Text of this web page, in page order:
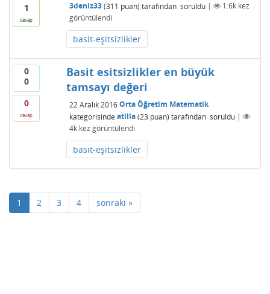
1
cevap
3deniz33 (311 puan) tarafından soruldu | 1.6kkez
görüntülendi
basit-eşitsizlikler
0
0
0
cevap
Basit esitsizlikler en büyük
tamsayı değeri
22 Aralık 2016 Orta Öğretim Matematik
kategorisinde atilla (23 puan) tarafından soruldu |
4kkez görüntülendi
basit-eşitsizlikler
1 2 3 4 sonraki »